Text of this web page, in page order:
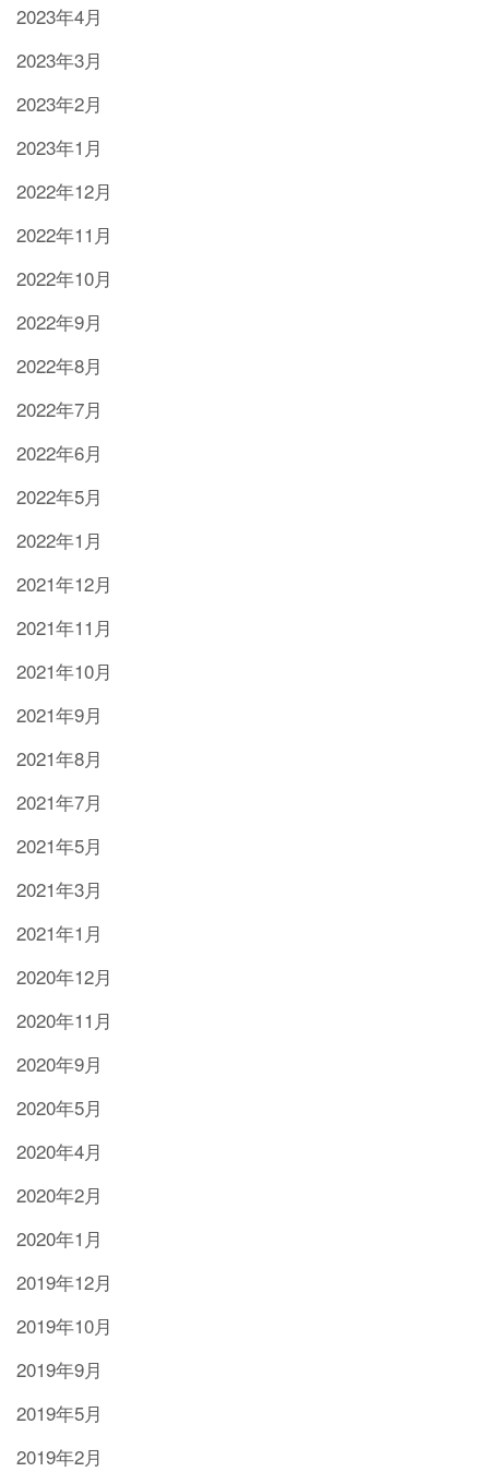
2023年4月
2023年3月
2023年2月
2023年1月
2022年12月
2022年11月
2022年10月
2022年9月
2022年8月
2022年7月
2022年6月
2022年5月
2022年1月
2021年12月
2021年11月
2021年10月
2021年9月
2021年8月
2021年7月
2021年5月
2021年3月
2021年1月
2020年12月
2020年11月
2020年9月
2020年5月
2020年4月
2020年2月
2020年1月
2019年12月
2019年10月
2019年9月
2019年5月
2019年2月